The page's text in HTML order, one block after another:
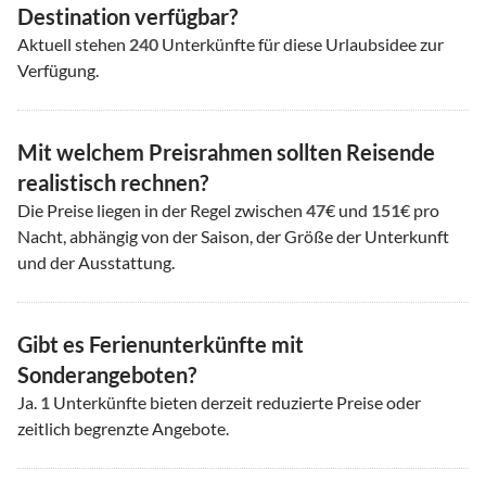
Destination verfügbar?
Aktuell stehen 240 Unterkünfte für diese Urlaubsidee zur
Verfügung.
Mit welchem Preisrahmen sollten Reisende
realistisch rechnen?
Die Preise liegen in der Regel zwischen 47€ und 151€ pro
Nacht, abhängig von der Saison, der Größe der Unterkunft
und der Ausstattung.
Gibt es Ferienunterkünfte mit
Sonderangeboten?
Ja. 1 Unterkünfte bieten derzeit reduzierte Preise oder
zeitlich begrenzte Angebote.